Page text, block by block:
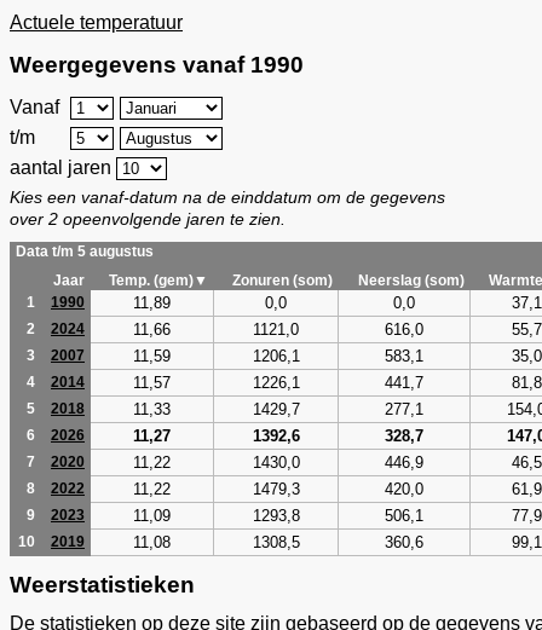
Actuele temperatuur
Weergegevens vanaf 1990
Vanaf
t/m
aantal jaren
Kies een vanaf-datum na de einddatum om de gegevens
over 2 opeenvolgende jaren te zien.
Data t/m 5 augustus
Jaar
Temp. (gem)▼ Zonuren (som) Neerslag (som)
1
1990 11,89 0,0 0,0 37,1
2 2024 11,66 1121,0 616,0 55,7
3 2007 11,59 1206,1 583,1 35,0
4 2014 11,57 1226,1 441,7 81,8
5 2018 11,33 1429,7 277,1
6 2026 11,27 1392,6 328,7
7 2020 11,22 1430,0 446,9 46,5
8 2022 11,22 1479,3 420,0 61,9
9 2023 11,09 1293,8 506,1 77,9
10 2019 11,08 1308,5 360,6 99,1
Weerstatistieken
De statistieken op deze site zijn gebaseerd op de gegevens